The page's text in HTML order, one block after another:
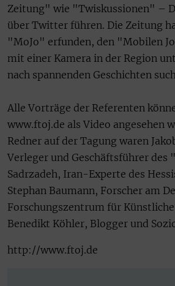
Zeitung" wie "Twiskussionen" –
über Twitter führen. Die Zeitung
"MoJo" erfunden, den "Mobilen
mit einer Kamera in der Region
nach spannenden Geschichten
Alle Vorträge der Referenten
www.ftoj.de als Video angesehen
Redner auf der Tagung waren
Verleger und Geschäftsführer
Sadrzadeh, Iran-Experte des
Stephan Baumann, Forscher am
Forschungszentrum für
Benedikt Köhler, Blogger und
http://www.ftoj.de